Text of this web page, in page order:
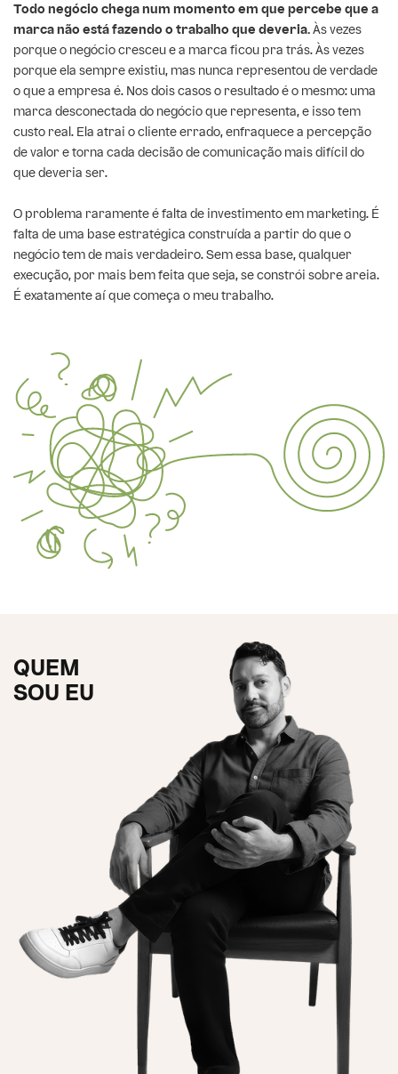
Todo negócio chega num momento em que percebe que a
marca não está fazendo o trabalho que deveria.Às vezes
porque o negócio cresceu e a marca ficou pra trás. Às vezes
porque ela sempre existiu, mas nunca representou de verdade
o que a empresa é. Nos dois casos o resultado é o mesmo: uma
marca desconectada do negócio que representa, e isso tem
custo real. Ela atrai o cliente errado, enfraquece a percepção
de valor e torna cada decisão de comunicação mais difícil do
que deveria ser.
O problema raramente é falta de investimento em marketing. É
falta de uma base estratégica construída a partir do que o
negócio tem de mais verdadeiro. Sem essa base, qualquer
execução, por mais bem feita que seja, se constrói sobre areia.
É exatamente aí que começa o meu trabalho.
QUEM
SOU EU